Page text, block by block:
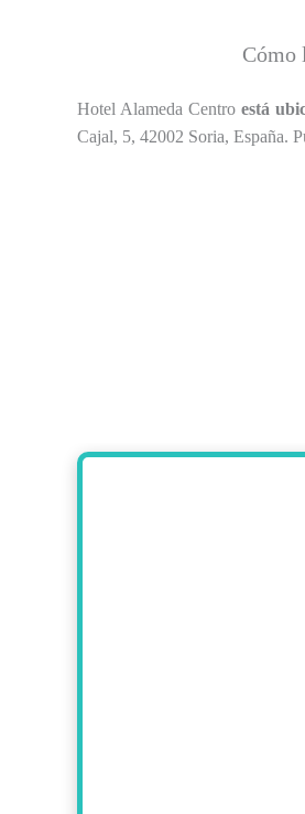
Cómo
Hotel Alameda Centro está
Cajal, 5, 42002 Soria, España.